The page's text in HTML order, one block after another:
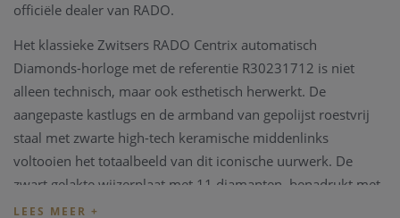
officiële dealer van RADO.
Het klassieke Zwitsers RADO Centrix automatisch
Diamonds-horloge met de referentie R30231712 is niet
alleen technisch, maar ook esthetisch herwerkt. De
aangepaste kastlugs en de armband van gepolijst roestvrij
staal met zwarte high-tech keramische middenlinks
voltooien het totaalbeeld van dit iconische uurwerk. De
zwart gelakte wijzerplaat met 11 diamanten, benadrukt met
het gedrukte "jubilé"-logo, past perfect bij de